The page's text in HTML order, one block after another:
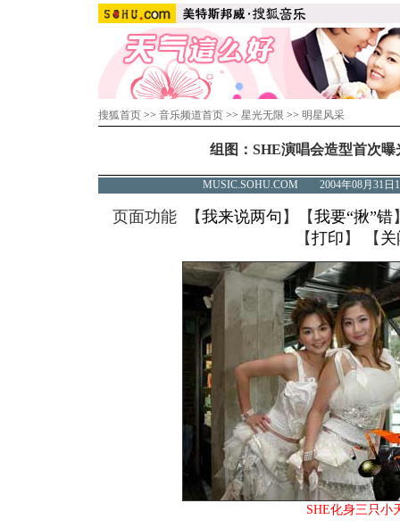
搜狐首页 >> 音乐频道首页 >> 星光无限 >> 明星风采
组图：SHE演唱会造型首次
MUSIC.SOHU.COM 2004年08月31
页面功能 【我来说两句 】【我要“揪”错
【打印 】 【 关
SHE化身三只小